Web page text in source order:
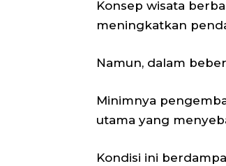
Konsep wisata
meningkatkan
Namun, dalam
Minimnya
utama yang
Kondisi ini